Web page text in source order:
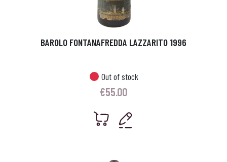
BAROLO FONTANAFREDDA LAZZARITO 1996
Out of stock
€55.00